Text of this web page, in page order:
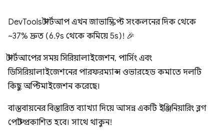
DevTools স্টার্টআপ এখন জাভাস্ক্রিপ্ট সংকলনের দিক থেকে
~37% দ্রুত (6.9s থেকে কমিয়ে 5s)! 🎉
স্টার্টআপের সময় সিরিয়ালাইজেশন, পার্সিং এবং
ডিসিরিয়ালাইজেশনের পারফরম্যান্স ওভারহেড কমাতে দলটি
কিছু অপ্টিমাইজেশন করেছে।
বাস্তবায়নের বিস্তারিত ব্যাখ্যা দিয়ে আসন্ন একটি ইঞ্জিনিয়ারিং ব্লগ
পোস্ট প্রকাশিত হবে। সাথে থাকুন!